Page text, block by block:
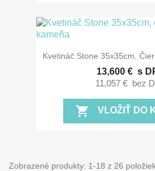
Kvetináč Stone 35x35cm,
13,600 € s
11,057 € bez
shopping_cart VLOŽIŤ DO
Zobrazené produkty: 1-18 z 26